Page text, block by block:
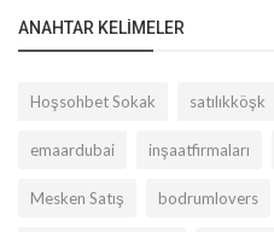
ANAHTAR KELIMELER
Hoşsohbet Sokak satılıkköşk
emaardubai inşaatfirmaları
Mesken Satış bodrumlovers